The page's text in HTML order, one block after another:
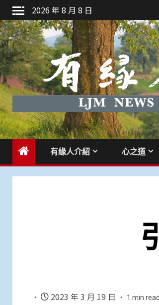
Skip
to
content
2026 年 8 月 8 日
有緣人介紹 心之道
2023 年 3 月 19 日 1 min read